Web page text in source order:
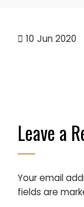
10 Jun 2020
Leave a
Your email
fields are